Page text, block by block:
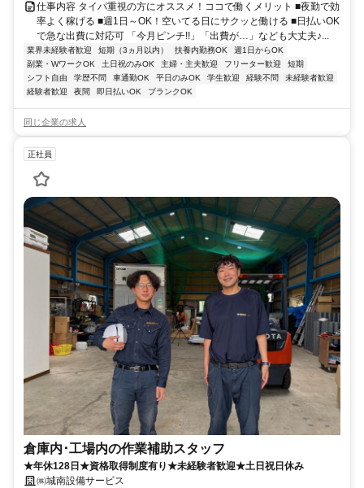
仕事内容 タイパ重視の方にオススメ！ココで働くメリット ■夜勤で効
率よく稼げる ■週1日～OK！空いてる日にサクッと働ける ■日払いOK
で急な出費に対応可 「今月ピンチ!!」「出費が…」なども大丈夫♪...
業界未経験者歓迎 短期（3ヵ月以内） 扶養内勤務OK
週1日からOK
副業・WワークOK
土日祝のみOK 主婦・主夫歓迎 フリーター歓迎
短期
シフト自由
学歴不問 車通勤OK 平日のみOK 学生歓迎 経験不問
未経験者歓迎
経験者歓迎
夜間 即日払いOK ブランクOK
同じ企業の求人
正社員
倉庫内･工場内の作業補助スタッフ
★年休128日★資格取得制度有り★未経験者歓迎★土日祝日休み
㈱城南設備サービス